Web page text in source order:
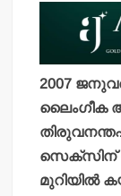
2007
ലൈംഗീക
സെക്‌സിന്
മുറിയില്‍